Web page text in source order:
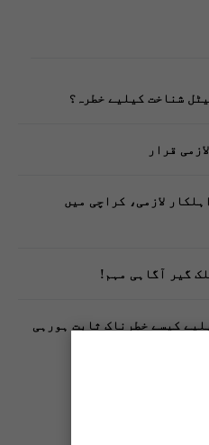
شناخت کیلیے خطرہ؟
قرار
لازمی، کراچی میں
گیر آگاہی مہم!
کیسے خطرناک ثابت ہورہی